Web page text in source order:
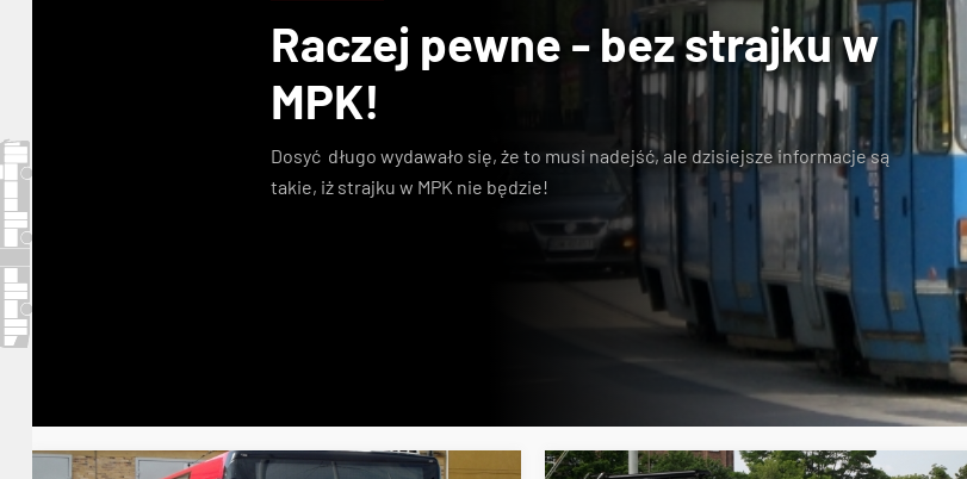
Raczej pewne - bez strajku w
MPK!
Dosyć długo wydawało się, że to musi nadejść, ale dzisiejsze informacje są
takie, iż strajku w MPK nie będzie!